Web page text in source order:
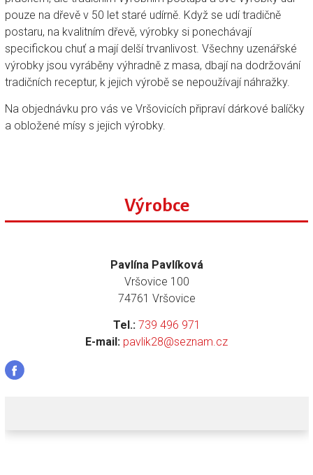
pouze na dřevě v 50 let staré udírně. Když se udí tradičně
postaru, na kvalitním dřevě, výrobky si ponechávají
specifickou chuť a mají delší trvanlivost. Všechny uzenářské
výrobky jsou vyráběny výhradně z masa, dbají na dodržování
tradičních receptur, k jejich výrobě se nepoužívají náhražky.
Na objednávku pro vás ve Vršovicích připraví dárkové balíčky
a obložené mísy s jejich výrobky.
Výrobce
Pavlína Pavlíková
Vršovice 100
74761 Vršovice
Tel.: 739 496 971
E-mail: pavlik28@seznam.cz